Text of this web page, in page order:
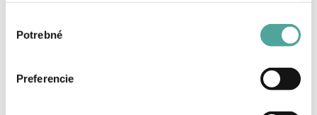
súhlasu
Potrebné
Preferencie